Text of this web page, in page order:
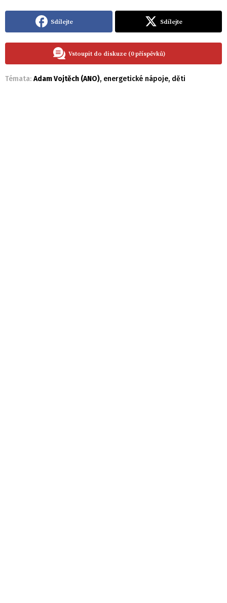
Sdílejte Sdílejte
Vstoupit do diskuze (0 příspěvků)
Témata: Adam Vojtěch (ANO), energetické nápoje, děti